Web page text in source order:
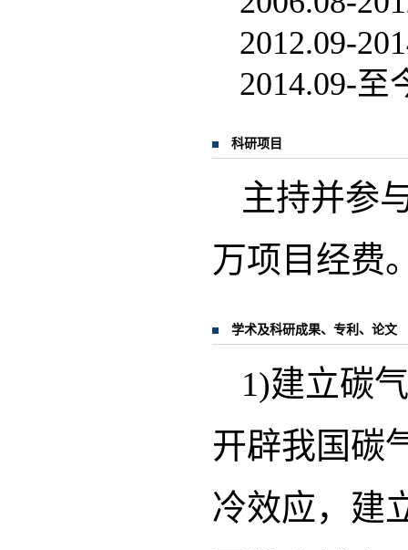
2012.09-
2014.09-
科研项目
主持并参
万项目经费
学术及科研成果、专利、论文
1)建立碳
开辟我国碳
冷效应，建